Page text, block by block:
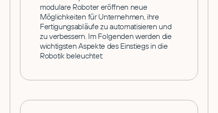
modulare Roboter eröffnen neue
Möglichkeiten für Unternehmen, ihre
Fertigungsabläufe zu automatisieren und
zu verbessern. Im Folgenden werden die
wichtigsten Aspekte des Einstiegs in die
Robotik beleuchtet: